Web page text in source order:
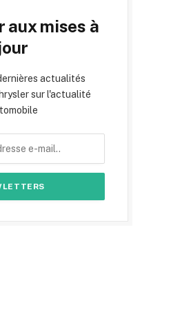
aux mises à
actualités
sur l'actualité